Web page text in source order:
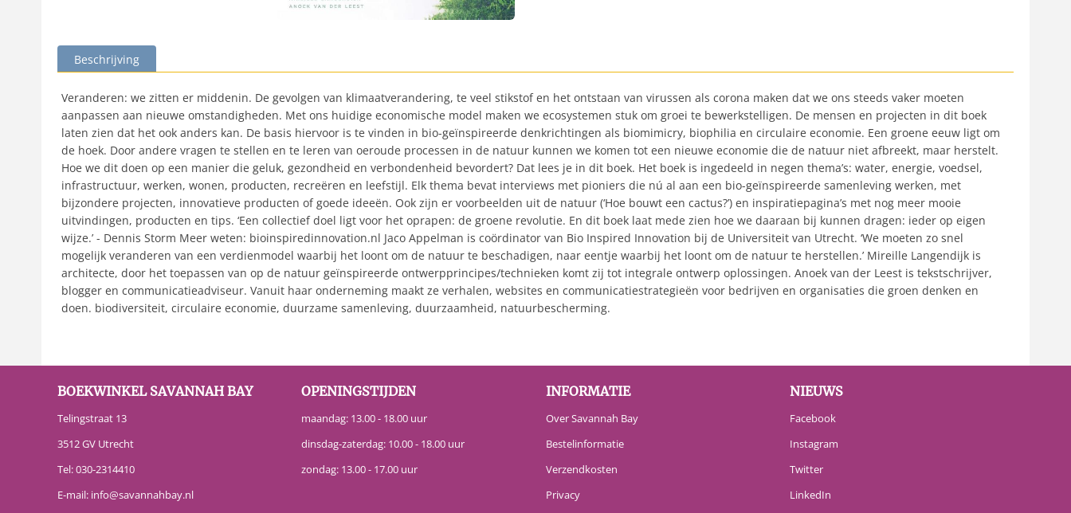
Beschrijving
Veranderen: we zitten er middenin. De gevolgen van klimaatverandering, te veel stikstof en het ontstaan van virussen als corona maken dat we ons steeds vaker moeten
aanpassen aan nieuwe omstandigheden. Met ons huidige economische model maken we ecosystemen stuk om groei te bewerkstelligen. De mensen en projecten in dit boek
laten zien dat het ook anders kan. De basis hiervoor is te vinden in bio-geïnspireerde denkrichtingen als biomimicry, biophilia en circulaire economie. Een groene eeuw ligt om
de hoek. Door andere vragen te stellen en te leren van oeroude processen in de natuur kunnen we komen tot een nieuwe economie die de natuur niet afbreekt, maar herstelt.
Hoe we dit doen op een manier die geluk, gezondheid en verbondenheid bevordert? Dat lees je in dit boek. Het boek is ingedeeld in negen thema’s: water, energie, voedsel,
infrastructuur, werken, wonen, producten, recreëren en leefstijl. Elk thema bevat interviews met pioniers die nú al aan een bio-geïnspireerde samenleving werken, met
bijzondere projecten, innovatieve producten of goede ideeën. Ook zijn er voorbeelden uit de natuur (‘Hoe bouwt een cactus?’) en inspiratiepagina’s met nog meer mooie
uitvindingen, producten en tips. ‘Een collectief doel ligt voor het oprapen: de groene revolutie. En dit boek laat mede zien hoe we daaraan bij kunnen dragen: ieder op eigen
wijze.’ - Dennis Storm Meer weten: bioinspiredinnovation.nl Jaco Appelman is coördinator van Bio Inspired Innovation bij de Universiteit van Utrecht. ‘We moeten zo snel
mogelijk veranderen van een verdienmodel waarbij het loont om de natuur te beschadigen, naar eentje waarbij het loont om de natuur te herstellen.’ Mireille Langendijk is
architecte, door het toepassen van op de natuur geïnspireerde ontwerpprincipes/technieken komt zij tot integrale ontwerp oplossingen. Anoek van der Leest is tekstschrijver,
blogger en communicatieadviseur. Vanuit haar onderneming maakt ze verhalen, websites en communicatiestrategieën voor bedrijven en organisaties die groen denken en
doen. biodiversiteit, circulaire economie, duurzame samenleving, duurzaamheid, natuurbescherming.
BOEKWINKEL SAVANNAH BAY
Telingstraat 13
3512 GV Utrecht
Tel:030-2314410
E-mail: info@savannahbay.nl
OPENINGSTIJDEN
maandag: 13.00 - 18.00 uur
dinsdag-zaterdag: 10.00 - 18.00 uur
zondag: 13.00 - 17.00 uur
INFORMATIE
Over Savannah Bay
Bestelinformatie
Verzendkosten
Privacy
NIEUWS
Facebook
Instagram
Twitter
LinkedIn